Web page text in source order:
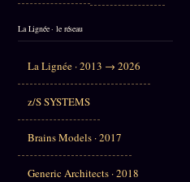
La Lignée · le réseau
La Lignée · 2013 → 2026
z/S SYSTEMS
Brains Models · 2017
Generic Architects · 2018